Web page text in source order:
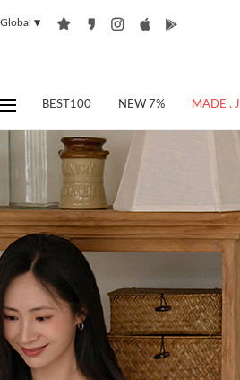
Global ▼
BEST100 NEW 7% MADE . J